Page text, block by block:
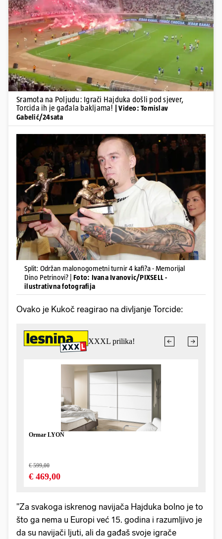
Pokretanje videa...
Sramota na Poljudu: Igrači Hajduka došli pod sjever,
Torcida ih je gađala bakljama!
| Video: Tomislav
Gabelić/24sata
Split: Održan malonogometni turnir 4 kafi?a - Memorijal
Dino Petrinovi? | Foto: Ivana Ivanovic/PIXSELL -
ilustrativna fotografija
Ovako je Kukoč reagirao na divljanje Torcide:
"Za svakoga iskrenog navijača Hajduka bolno je to
što ga nema u Europi već 15. godina i razumljivo je
da su navijači ljuti, ali da gađaš svoje igrače